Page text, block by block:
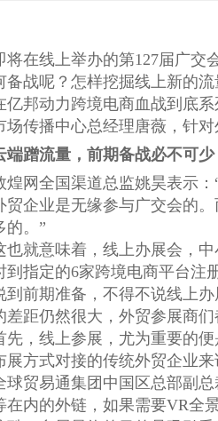
将在线上举办的第127届广交
备战呢？怎样挖掘线上新的流
亿邦动力跨境电商血战到底
场传播中心总经理唐薇，针
端蹭流量，前期备战必不可少
煌网全国渠道总监姚昊表示
贸企业是无缘参与广交会的
的。”
也就意味着，线上办展会，
到指定的6家跨境电商平台注
到前期准备，不得不说线上
差距仍然很大，外贸参展商
先，线上参展，尤为重要的
展方式对接的传统外贸企业
球贸易通集团中国区总部副
在内的外链，如果需要VR全